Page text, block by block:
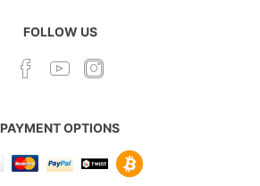
FOLLOW US
PAYMENT OPTIONS